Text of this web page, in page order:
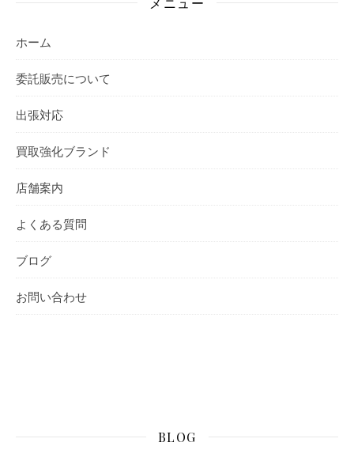
ホーム
委託販売について
出張対応
買取強化ブランド
店舗案内
よくある質問
ブログ
お問い合わせ
BLOG